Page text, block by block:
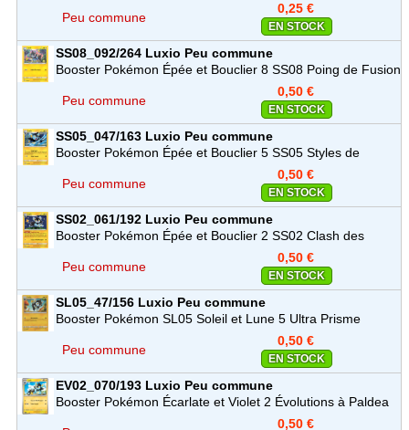
Peu commune
0,25 €
EN STOCK
SS08_092/264 Luxio Peu commune
Booster Pokémon Épée et Bouclier 8 SS08 Poing de Fusion
Peu commune
0,50 €
EN STOCK
SS05_047/163 Luxio Peu commune
Booster Pokémon Épée et Bouclier 5 SS05 Styles de
Peu commune
0,50 €
EN STOCK
SS02_061/192 Luxio Peu commune
Booster Pokémon Épée et Bouclier 2 SS02 Clash des
Peu commune
0,50 €
EN STOCK
SL05_47/156 Luxio Peu commune
Booster Pokémon SL05 Soleil et Lune 5 Ultra Prisme
Peu commune
0,50 €
EN STOCK
EV02_070/193 Luxio Peu commune
Booster Pokémon Écarlate et Violet 2 Évolutions à Paldea
0,50 €